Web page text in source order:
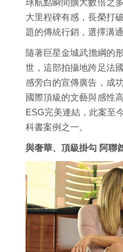
球航點瞬間擴大數倍之
大里程碑有感，長榮打
題的傳統行銷，選擇溝
隨著巨星金城武擔綱的
世，這部拍攝地跨足法
感旁白的宣傳廣告，成
國際頂級的文藝與感性
ESG完美連結，此案至
科書案例之一。
與奢華、頂級掛勾 阿聯